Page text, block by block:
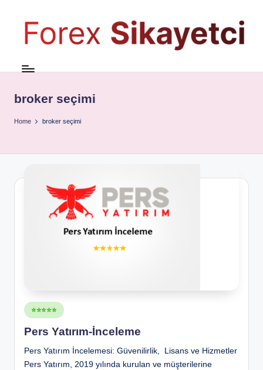
broker seçimi
Home broker seçimi
Posted
in
⭐⭐⭐⭐⭐
Pers Yatırım-İnceleme
Pers Yatırım İncelemesi: Güvenilirlik, Lisans ve Hizmetler
Pers Yatırım, 2019 yılında kurulan ve müşterilerine